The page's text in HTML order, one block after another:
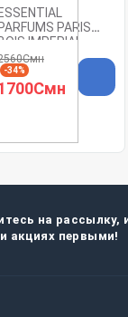
PARIS
IMPERIAL
100ML
-34%
на рассылку,
акциях первыми!